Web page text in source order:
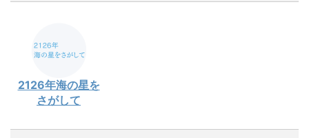
2126年海の星を
さがして